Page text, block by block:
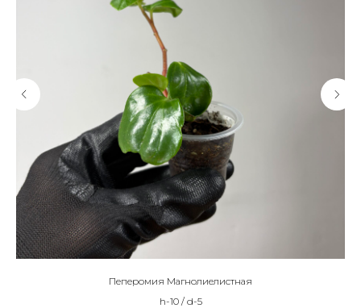
Пеперомия Магнолиелистная
h-10 / d-5